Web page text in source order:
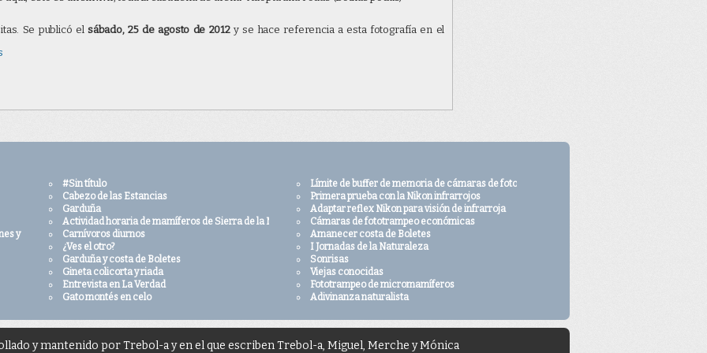
Se publicó el sábado, 25 de agosto de 2012y se hace referencia a esta fotografía en el
arenales planiformes camuflaje Peces buceo
y aplausos
#Sin título
Cabezo de las Estancias
Garduña
Actividad horaria de mamíferos de Sierra de la Muela y Cabo Tiñoso
Carnívoros diurnos
¿Ves el otro?
Garduña y costa de Boletes
Gineta colicorta y riada
Entrevista en La Verdad
Gato montés en celo
Límite de buffer de memoria de cámaras de fototrampeo
Primera prueba con la Nikon infrarrojos
Adaptar reflex Nikon para visión de infrarroja
Cámaras de fototrampeo económicas
Amanecer costa de Boletes
I Jornadas de la Naturaleza
Sonrisas
Viejas conocidas
Fototrampeo de micromamíferos
Adivinanza naturalista
y mantenido por Trebol-a y en el que escriben Trebol-a, Miguel, Merche y Mónica